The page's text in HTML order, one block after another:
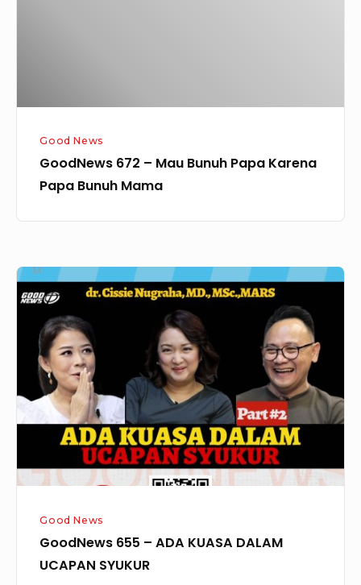
Good News
GoodNews 672 – Mau Bunuh Papa Karena
Papa Bunuh Mama
GoodNews
655
ADA
KUASA
DALAM
UCAPAN
SYUKUR
Good News
GoodNews 655 – ADA KUASA DALAM
UCAPAN SYUKUR